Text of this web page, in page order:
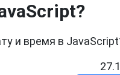
и время в